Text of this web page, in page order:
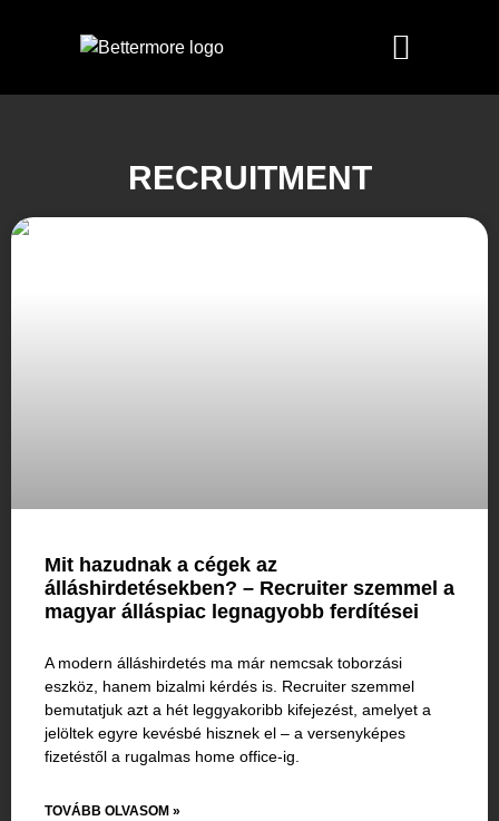
RECRUITMENT
Mit hazudnak a cégek az
álláshirdetésekben? – Recruiter szemmel a
magyar álláspiac legnagyobb ferdítései
A modern álláshirdetés ma már nemcsak toborzási
eszköz, hanem bizalmi kérdés is. Recruiter szemmel
bemutatjuk azt a hét leggyakoribb kifejezést, amelyet a
jelöltek egyre kevésbé hisznek el – a versenyképes
fizetéstől a rugalmas home office-ig.
TOVÁBB OLVASOM »